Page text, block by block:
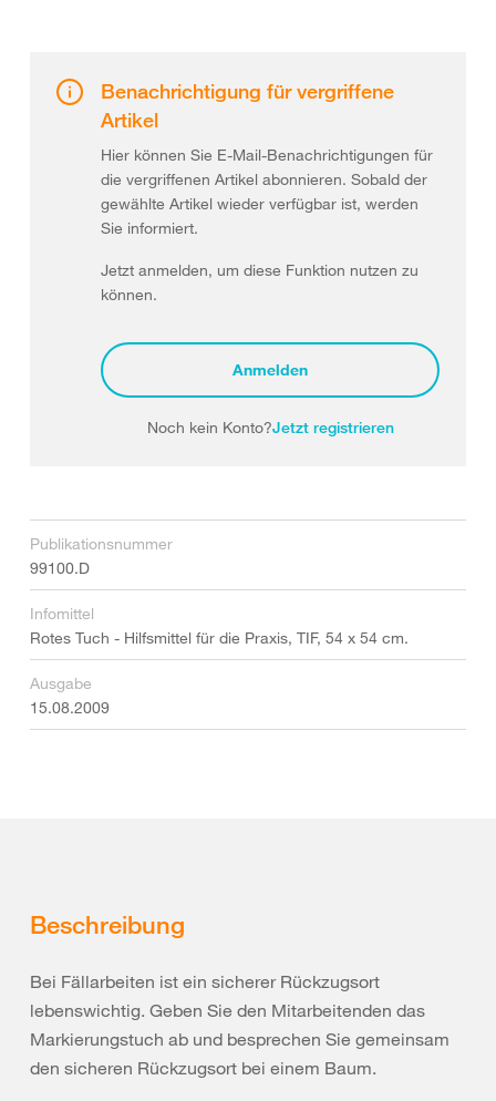
Benachrichtigung für vergriffene
Artikel
Hier können Sie E-Mail-Benachrichtigungen für
die vergriffenen Artikel abonnieren. Sobald der
gewählte Artikel wieder verfügbar ist, werden
Sie informiert.
Jetzt anmelden, um diese Funktion nutzen zu
können.
Anmelden
Noch kein Konto?Jetzt registrieren
Publikationsnummer
99100.D
Infomittel
Rotes Tuch - Hilfsmittel für die Praxis, TIF, 54 x 54 cm.
Ausgabe
15.08.2009
Beschreibung
Bei Fällarbeiten ist ein sicherer Rückzugsort
lebenswichtig. Geben Sie den Mitarbeitenden das
Markierungstuch ab und besprechen Sie gemeinsam
den sicheren Rückzugsort bei einem Baum.